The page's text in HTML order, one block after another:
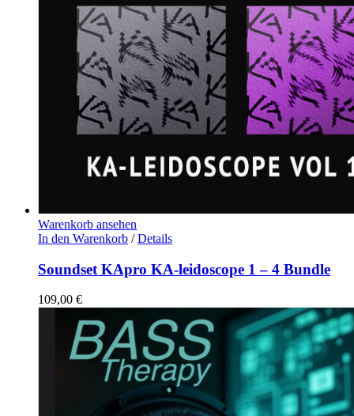
Warenkorb ansehen
In den Warenkorb / Details
Soundset KApro KA-leidoscope 1 – 4 Bundle
109,00 €